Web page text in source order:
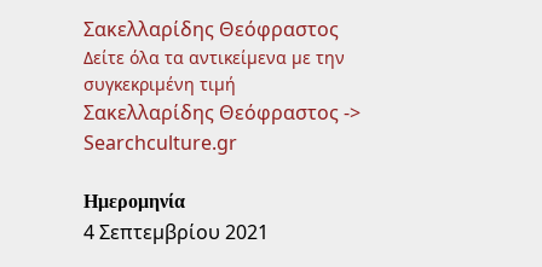
Σακελλαρίδης Θεόφραστος
Δείτε όλα τα αντικείμενα με την
συγκεκριμένη τιμή
Σακελλαρίδης Θεόφραστος ->
Searchculture.gr
Ημερομηνία
4 Σεπτεμβρίου 2021